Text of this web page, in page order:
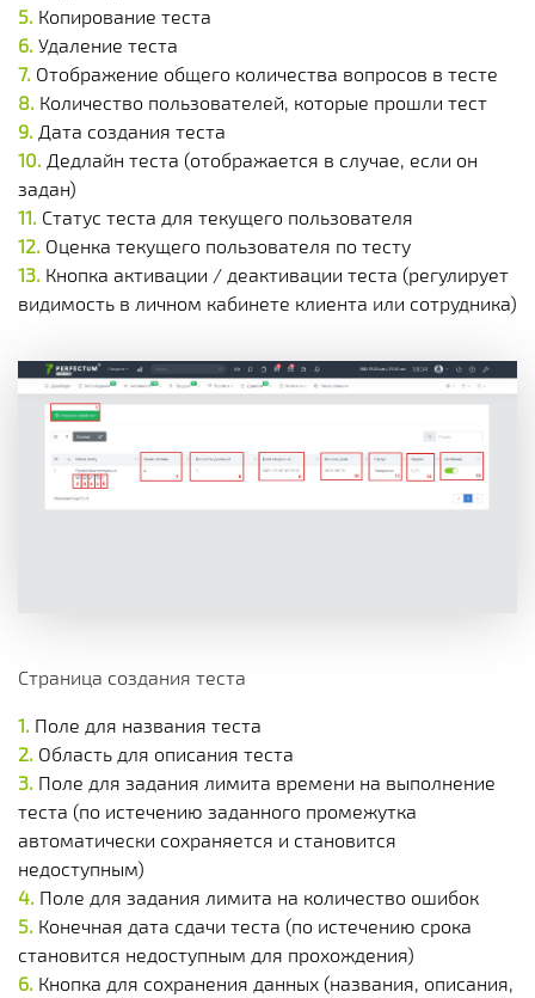
Копирование теста
Удаление теста
Отображение общего количества вопросов в тесте
Количество пользователей, которые прошли тест
Дата создания теста
Дедлайн теста (отображается в случае, если он
задан)
Статус теста для текущего пользователя
Оценка текущего пользователя по тесту
Кнопка активации / деактивации теста (регулирует
видимость в личном кабинете клиента или сотрудника)
Страница создания теста
Поле для названия теста
Область для описания теста
Поле для задания лимита времени на выполнение
теста (по истечению заданного промежутка
автоматически сохраняется и становится
недоступным)
Поле для задания лимита на количество ошибок
Конечная дата сдачи теста (по истечению срока
становится недоступным для прохождения)
Кнопка для сохранения данных (названия, описания,